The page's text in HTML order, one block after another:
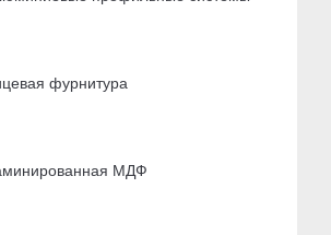
фурнитура
МДФ